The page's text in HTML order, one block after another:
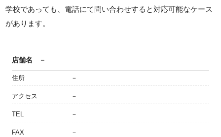
学校であっても、電話にて問い合わせすると対応可能なケース
があります。
店舗名 －
住所 －
アクセス －
TEL －
FAX －